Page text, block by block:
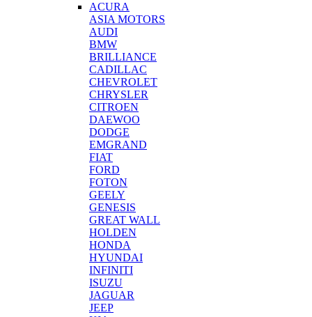
ACURA
ASIA MOTORS
AUDI
BMW
BRILLIANCE
CADILLAC
CHEVROLET
CHRYSLER
CITROEN
DAEWOO
DODGE
EMGRAND
FIAT
FORD
FOTON
GEELY
GENESIS
GREAT WALL
HOLDEN
HONDA
HYUNDAI
INFINITI
ISUZU
JAGUAR
JEEP